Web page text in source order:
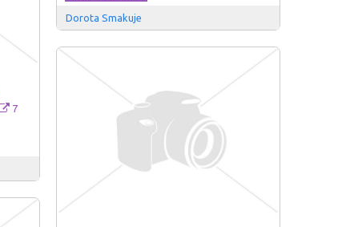
Dorota Smakuje
7